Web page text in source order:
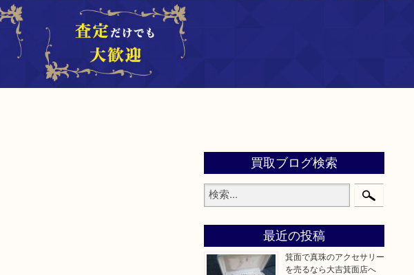
買取ブログ検索
最近の投稿
箕面で真珠のアクセサリー
を売るなら大吉箕面店へ